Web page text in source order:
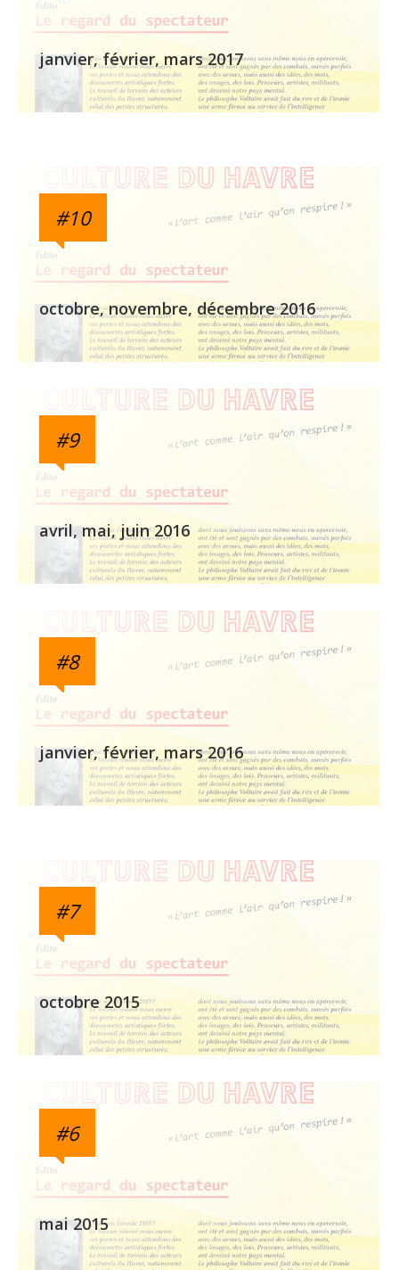
janvier, février, mars 2017
#10
octobre, novembre, décembre 2016
#9
avril, mai, juin 2016
#8
janvier, février, mars 2016
#7
octobre 2015
#6
mai 2015